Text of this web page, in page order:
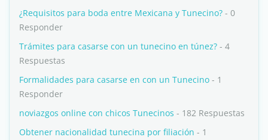
¿Requisitos para boda entre Mexicana y Tunecino? - 0
Responder
Trámites para casarse con un tunecino en túnez? - 4
Respuestas
Formalidades para casarse en con un Tunecino - 1
Responder
noviazgos online con chicos Tunecinos - 182 Respuestas
Obtener nacionalidad tunecina por filiación - 1